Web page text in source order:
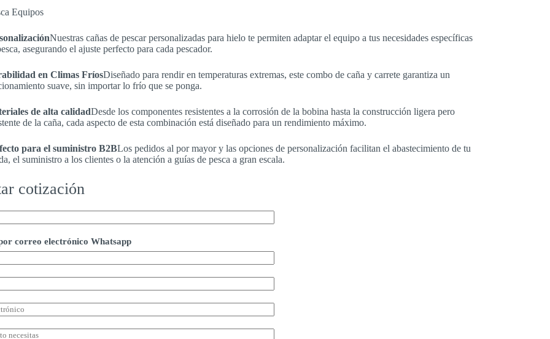
Nuestras cañas de pescar personalizadas para hielo te permiten adaptar el equipo a tus necesidades específicas
asegurando el ajuste perfecto para cada pescador.
en Climas FríosDiseñado para rendir en temperaturas extremas, este combo de caña y carrete garantiza un
suave, sin importar lo frío que se ponga.
de alta calidadDesde los componentes resistentes a la corrosión de la bobina hasta la construcción ligera pero
de la caña, cada aspecto de esta combinación está diseñado para un rendimiento máximo.
para el suministro B2BLos pedidos al por mayor y las opciones de personalización facilitan el abastecimiento de tu
el suministro a los clientes o la atención a guías de pesca a gran escala.
cotización
correo electrónico Whatsapp